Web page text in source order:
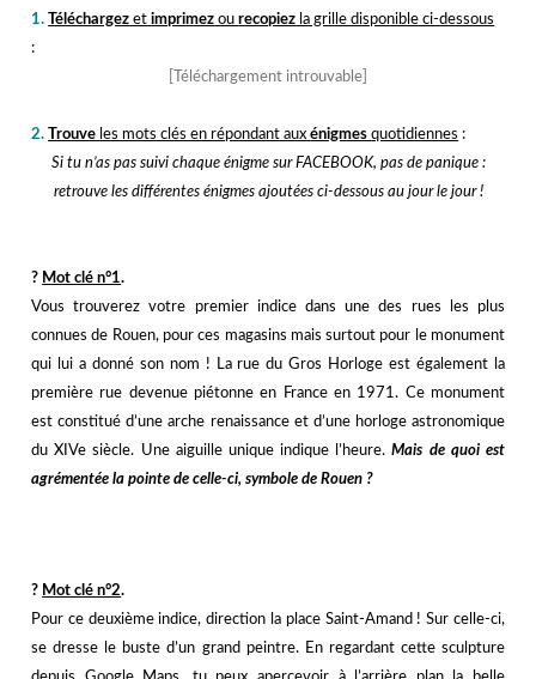
1.
Téléchargez etimprimez ourecopiez la grille disponible ci-dessous
:
[Téléchargement introuvable]
2.
Trouve les mots clés en répondant aux énigmesquotidiennes :
Si tu n’as pas suivi chaque énigme sur FACEBOOK, pas de panique :
retrouve les différentes énigmes ajoutées ci-dessous au jour le jour !
?️ Mot clé n°1.
Vous trouverez votre premier indice dans une des rues les plus
connues de Rouen, pour ces magasins mais surtout pour le monument
qui lui a donné son nom ! La rue du Gros Horloge est également la
première rue devenue piétonne en France en 1971. Ce monument
est constitué d’une arche renaissance et d’une horloge astronomique
du XIVe siècle. Une aiguille unique indique l’heure.Mais de quoi est
agrémentée la pointe de celle-ci, symbole de Rouen ?
?️ Mot clé n°2.
Pour ce deuxième indice, direction la place Saint-Amand ! Sur celle-ci,
se dresse le buste d’un grand peintre. En regardant cette sculpture